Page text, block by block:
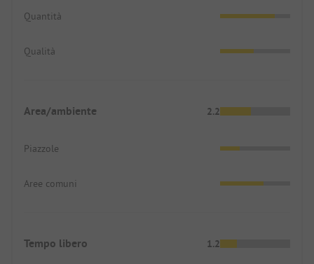
Quantità
Qualità
Area/ambiente 2.2
Piazzole
Aree comuni
Tempo libero 1.2